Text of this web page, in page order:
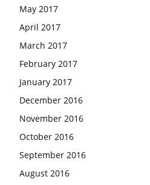
May 2017
April 2017
March 2017
February 2017
January 2017
December 2016
November 2016
October 2016
September 2016
August 2016